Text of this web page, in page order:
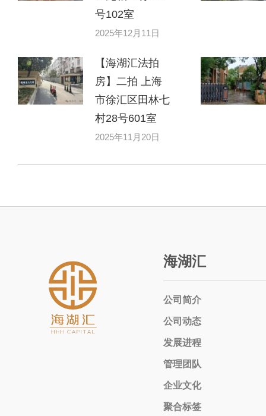
号102室
2025年12月11日
【海湖汇法拍
房】二拍 上海
市徐汇区田林七
村28号601室
2025年11月20日
海湖汇
公司简介
公司动态
发展进程
管理团队
企业文化
聚合标签